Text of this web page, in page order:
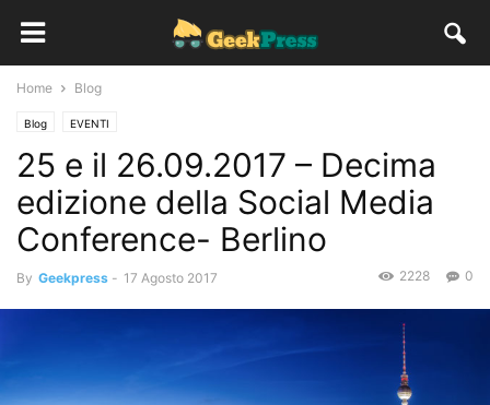
Home Blog
Blog EVENTI
25 e il 26.09.2017 – Decima
edizione della Social Media
Conference- Berlino
By Geekpress - 17 Agosto 2017 0
2228